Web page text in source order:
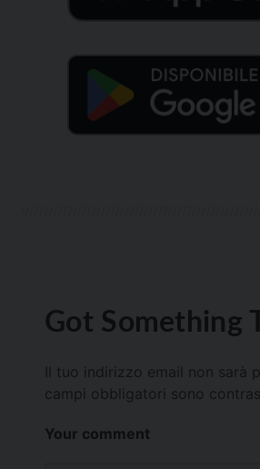
Got Something
Il tuo indirizzo email non sarà
campi obbligatori sono
Your comment